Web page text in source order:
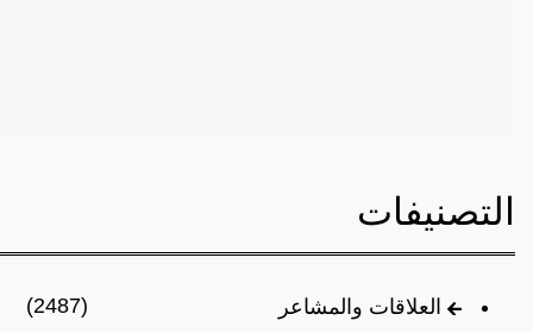
التصنيفات
العلاقات والمشاعر
(2487)